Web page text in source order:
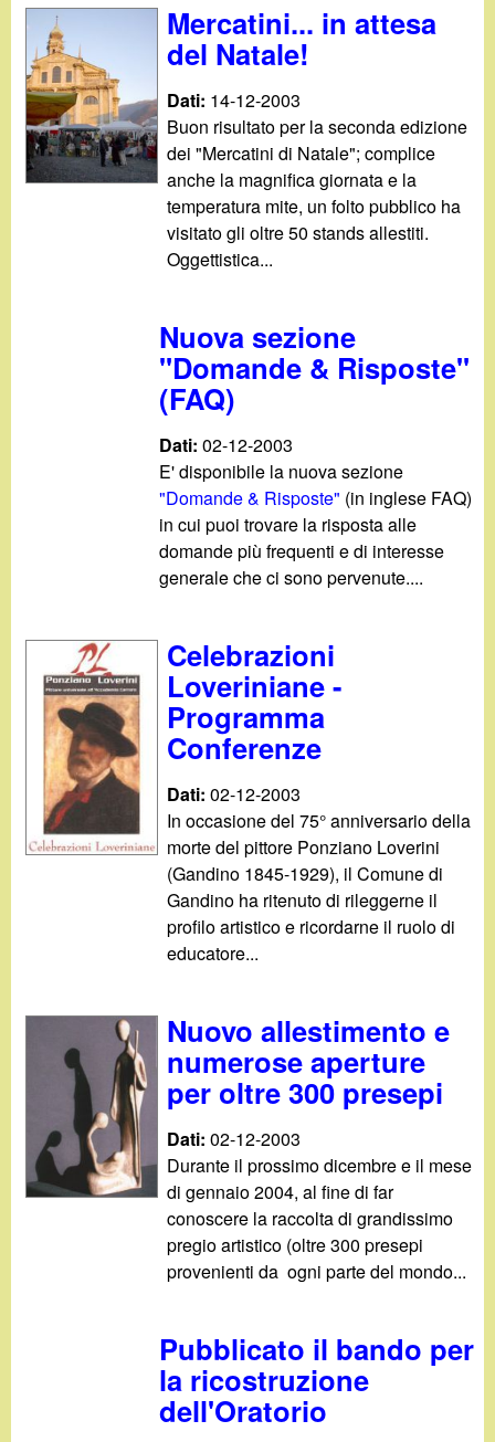
Mercatini... in attesa
del Natale!
Dati: 14-12-2003
Buon risultato per la seconda edizione
dei "Mercatini di Natale"; complice
anche la magnifica giornata e la
temperatura mite, un folto pubblico ha
visitato gli oltre 50 stands allestiti.
Oggettistica...
Nuova sezione
"Domande & Risposte"
(FAQ)
Dati:02-12-2003
E' disponibile la nuova sezione
"Domande & Risposte" (in inglese FAQ)
in cui puoi trovare la risposta alle
domande più frequenti e di interesse
generale che ci sono pervenute....
Celebrazioni
Loveriniane -
Programma
Conferenze
Dati:02-12-2003
In occasione del 75° anniversario della
morte del pittore Ponziano Loverini
(Gandino 1845-1929), il Comune di
Gandino ha ritenuto di rileggerne il
profilo artistico e ricordarne il ruolo di
educatore...
Nuovo allestimento e
numerose aperture
per oltre 300 presepi
Dati:02-12-2003
Durante il prossimo dicembre e il mese
di gennaio 2004, al fine di far
conoscere la raccolta di grandissimo
pregio artistico (oltre 300 presepi
provenienti da ogni parte del mondo...
Pubblicato il bando per
la ricostruzione
dell'Oratorio